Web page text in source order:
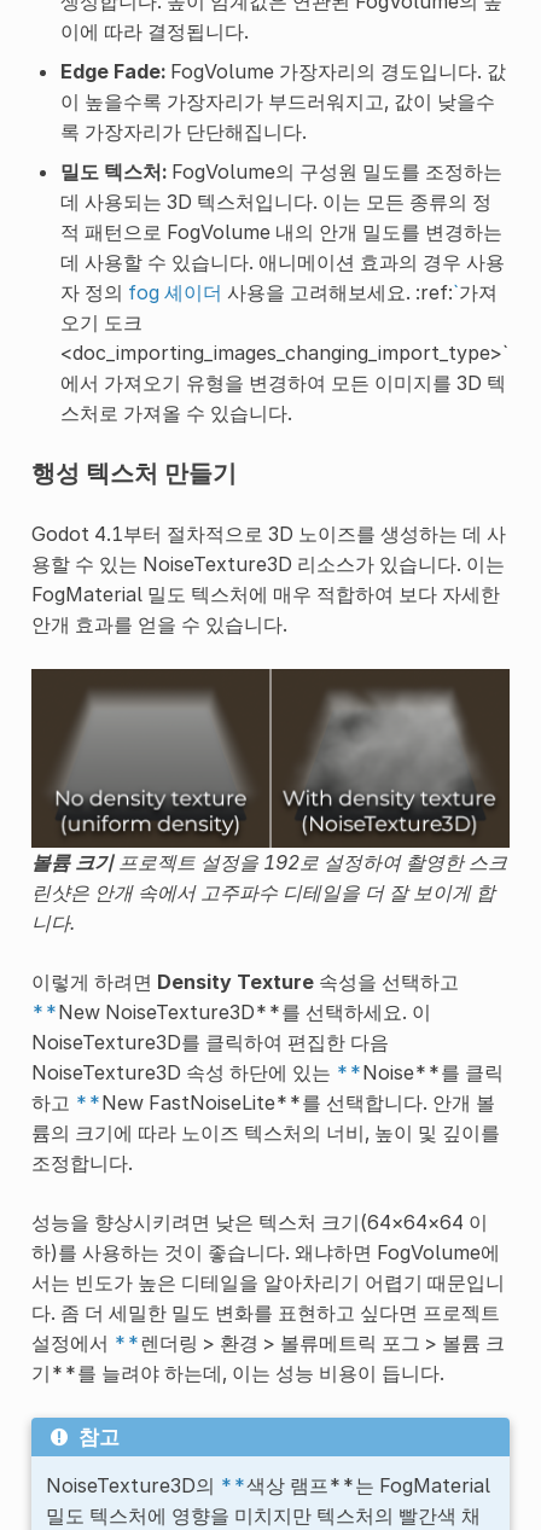
이에 따라 결정됩니다.
Edge Fade:FogVolume 가장자리의 경도입니다. 값
이 높을수록 가장자리가 부드러워지고, 값이 낮을수
록 가장자리가 단단해집니다.
밀도 텍스처:FogVolume의 구성원 밀도를 조정하는
데 사용되는 3D 텍스처입니다. 이는 모든 종류의 정
적 패턴으로 FogVolume 내의 안개 밀도를 변경하는
데 사용할 수 있습니다. 애니메이션 효과의 경우 사용
자 정의 fog 셰이더 사용을 고려해보세요. :ref:`가져
오기 도크
<doc_importing_images_changing_import_type>`
에서 가져오기 유형을 변경하여 모든 이미지를 3D 텍
스처로 가져올 수 있습니다.
행성 텍스처 만들기
Godot 4.1부터 절차적으로 3D 노이즈를 생성하는 데 사
용할 수 있는 NoiseTexture3D 리소스가 있습니다. 이는
FogMaterial 밀도 텍스처에 매우 적합하여 보다 자세한
안개 효과를 얻을 수 있습니다.
볼륨 크기프로젝트 설정을 192로 설정하여 촬영한 스크
린샷은 안개 속에서 고주파수 디테일을 더 잘 보이게 합
니다.
이렇게 하려면 Density Texture속성을 선택하고
**New NoiseTexture3D**를 선택하세요. 이
NoiseTexture3D를 클릭하여 편집한 다음
NoiseTexture3D 속성 하단에 있는 **Noise**를 클릭
하고 **New FastNoiseLite**를 선택합니다. 안개 볼
륨의 크기에 따라 노이즈 텍스처의 너비, 높이 및 깊이를
조정합니다.
성능을 향상시키려면 낮은 텍스처 크기(64×64×64 이
하)를 사용하는 것이 좋습니다. 왜냐하면 FogVolume에
서는 빈도가 높은 디테일을 알아차리기 어렵기 때문입니
다. 좀 더 세밀한 밀도 변화를 표현하고 싶다면 프로젝트
설정에서 ** 렌더링 > 환경 > 볼류메트릭 포그 > 볼륨 크
기**를 늘려야 하는데, 이는 성능 비용이 듭니다.
참고
NoiseTexture3D의 **색상 램프**는 FogMaterial
밀도 텍스처에 영향을 미치지만 텍스처의 빨간색 채